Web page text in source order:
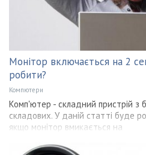
Монітор включається на 2
робити?
Компютери
Комп'ютер - складний пристрій з
складових. У даній статті буде
якщо монітор вмикається на